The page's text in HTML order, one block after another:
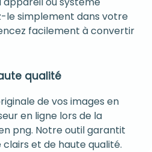
le simplement dans votre
facilement à convertir
qualité
de vos images en
en ligne lors de la
png. Notre outil garantit
clairs et de haute qualité.